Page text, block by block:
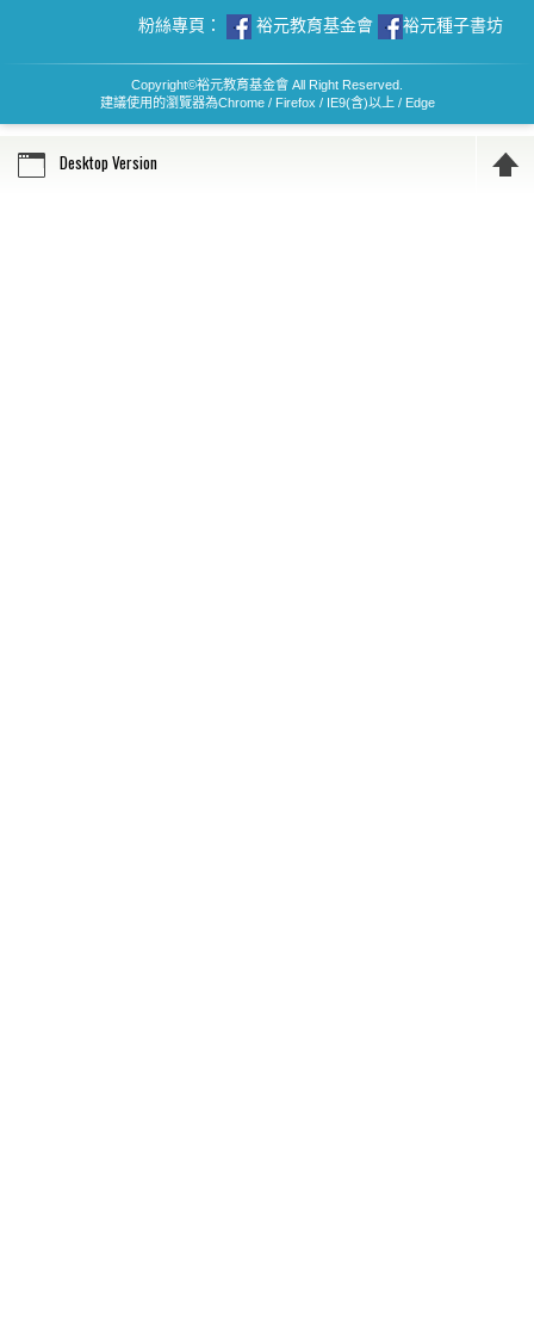
粉絲專頁：
裕元教育基金會 裕元種子書坊
Copyright©裕元教育基金會 All Right Reserved.
建議使用的瀏覽器為Chrome / Firefox / IE9(含)以上 / Edge
Desktop Version